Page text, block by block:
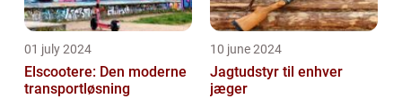
01 july 2024
Elscootere: Den moderne
transportløsning
10 june 2024
Jagtudstyr til enhver
jæger